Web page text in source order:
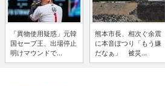
「異物使用疑惑」元韓
国セーブ王、出場停止
明けマウンドで...
熊本市長、相次ぐ余震
に本音ぽつり「もう嫌
だなぁ」 被災...